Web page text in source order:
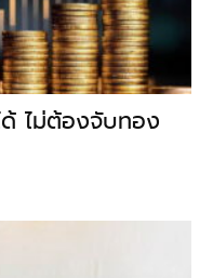
ด้ ไม่ต้องจับทอง